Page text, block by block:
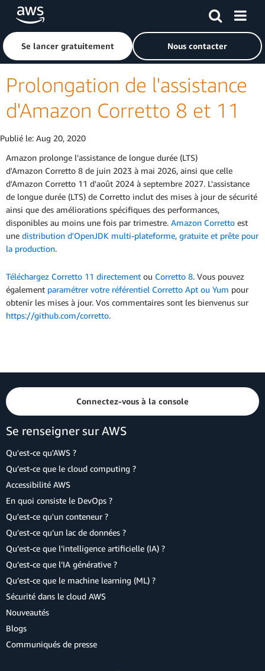
Passer au contenu principal
Cliquer ici pour revenir à la page d'accueil d'Amazon Web
Se lancer gratuitement Nous contacter
Prolongation de l'assistance
d'Amazon Corretto 8 et 11
Publié le: Aug 20, 2020
Amazon prolonge l'assistance de longue durée (LTS)
d'Amazon Corretto 8 de juin 2023 à mai 2026, ainsi que celle
d'Amazon Corretto 11 d'août 2024 à septembre 2027. L'assistance
de longue durée (LTS) de Corretto inclut des mises à jour de sécurité
ainsi que des améliorations spécifiques des performances,
disponibles au moins une fois par trimestre. Amazon Corretto est
une distribution d'OpenJDK multi-plateforme, gratuite et prête pour
la production.
Téléchargez Corretto 11 directement ou Corretto 8. Vous pouvez
également paramétrer votre référentiel Corretto Apt ou Yum pour
obtenir les mises à jour. Vos commentaires sont les bienvenus sur
https://github.com/corretto.
Connectez-vous à la console
Se renseigner sur AWS
Qu'est-ce qu'AWS ?
Qu’est-ce que le cloud computing ?
Accessibilité AWS
En quoi consiste le DevOps ?
Qu'est-ce qu'un conteneur ?
Qu’est-ce qu’un lac de données ?
Qu’est-ce que l’intelligence artificielle (IA) ?
Qu’est-ce que l’IA générative ?
Qu’est-ce que le machine learning (ML) ?
Sécurité dans le cloud AWS
Nouveautés
Blogs
Communiqués de presse